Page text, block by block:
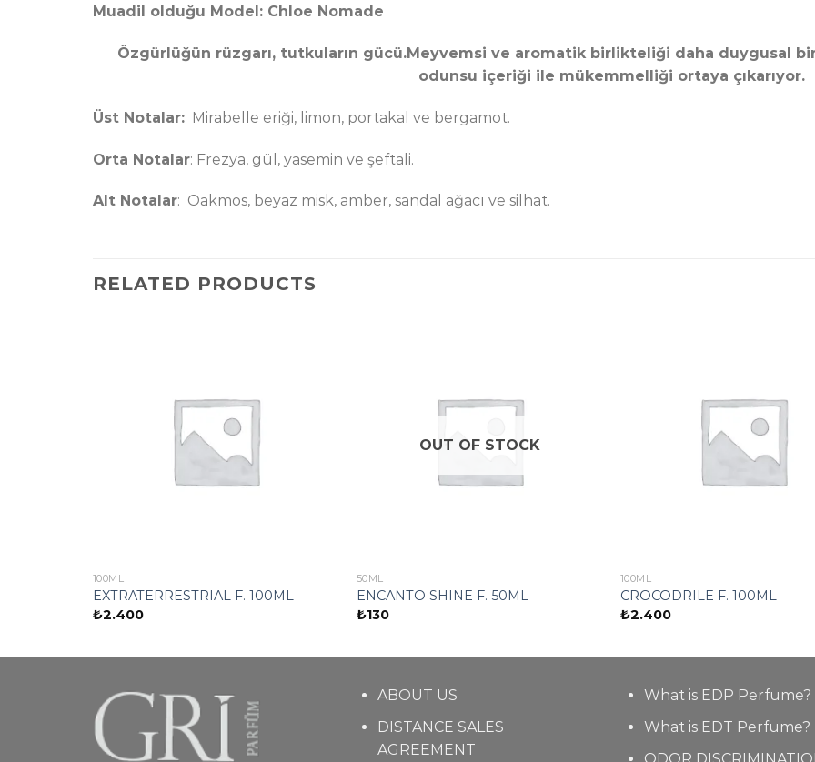
Muadil olduğu Model: Chloe Nomade
Özgürlüğün rüzgarı, tutkuların gücü.Meyvemsi ve aromatik birlikteliği daha duygusal
odunsu içeriği ile mükemmelliği ortaya çıkarıyor.
Üst Notalar: Mirabelle eriği, limon, portakal ve bergamot.
Orta Notalar: Frezya, gül, yasemin ve şeftali.
Alt Notalar: Oakmos, beyaz misk, amber, sandal ağacı ve silhat.
RELATED PRODUCTS
100ML
EXTRATERRESTRIAL F. 100ML
₺2.400
OUT OF STOCK
50ML
ENCANTO SHINE F. 50ML
₺130
100ML
CROCODRILE F. 100ML
₺2.400
ABOUT US
DISTANCE SALES
AGREEMENT
What is EDP Perfume?
What is EDT Perfume?
ODOR